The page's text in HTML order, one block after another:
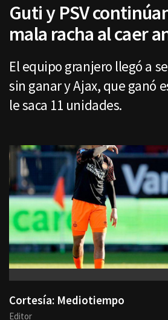
Guti y PSV
mala racha al caer
El equipo granjero llegó a
sin ganar y Ajax, que ganó
le saca 11 unidades.
Cortesía: Mediotiempo
Editor